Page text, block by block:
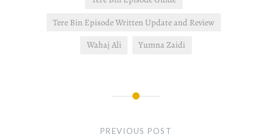
Tere Bin Episode Written Update and Review
Wahaj Ali
Yumna Zaidi
PREVIOUS POST